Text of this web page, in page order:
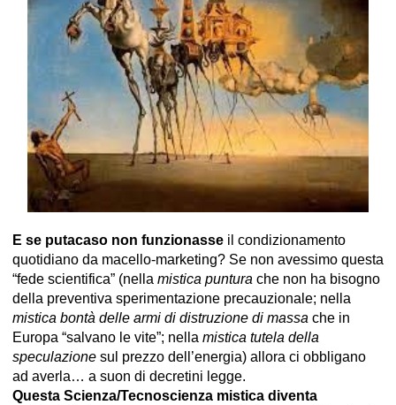
E se putacaso non funzionasse il condizionamento
quotidiano da macello-marketing? Se non avessimo questa
“fede scientifica” (nella mistica puntura che non ha bisogno
della preventiva sperimentazione precauzionale; nella
mistica bontà delle armi di distruzione di massa che in
Europa “salvano le vite”; nella mistica tutela della
speculazione sul prezzo dell’energia) allora ci obbligano
ad averla… a suon di decretini legge.
Questa Scienza/Tecnoscienza mistica diventa